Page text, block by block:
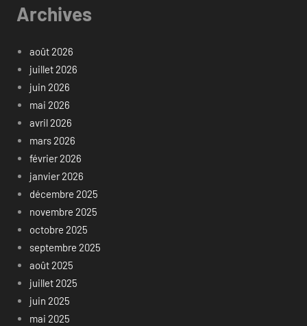
Archives
août 2026
juillet 2026
juin 2026
mai 2026
avril 2026
mars 2026
février 2026
janvier 2026
décembre 2025
novembre 2025
octobre 2025
septembre 2025
août 2025
juillet 2025
juin 2025
mai 2025